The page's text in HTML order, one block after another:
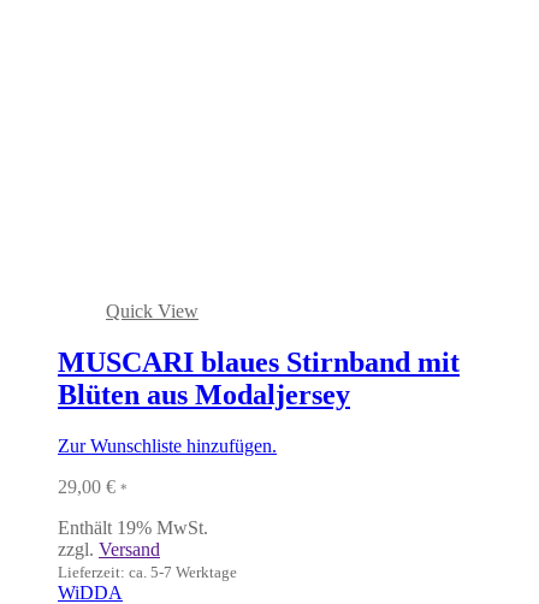
Quick View
MUSCARI blaues Stirnband mit
Blüten aus Modaljersey
Zur Wunschliste hinzufügen.
29,00 € *
Enthält 19% MwSt.
zzgl. Versand
Lieferzeit: ca. 5-7 Werktage
WiDDA